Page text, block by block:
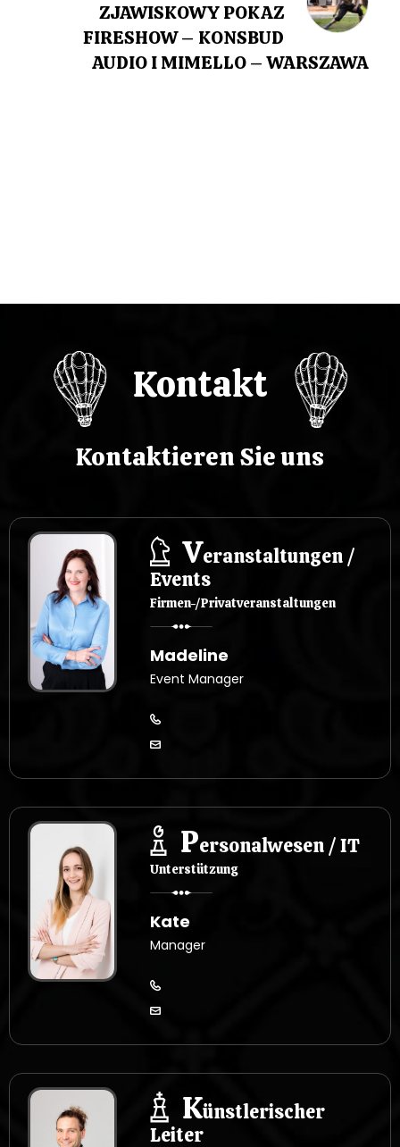
i
Post
ZJAWISKOWY POKAZ
FIRESHOW – KONSBUD
AUDIO I MIMELLO – WARSZAWA
Kontakt
Kontaktieren Sie uns
Veranstaltungen /
Events
Firmen-/Privatveranstaltungen
Madeline
Event Manager
Personalwesen / IT
Unterstützung
Kate
Manager
Künstlerischer
Leiter